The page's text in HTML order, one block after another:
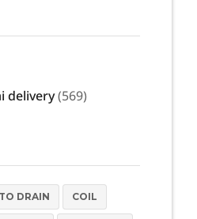
delivery(569)
DRAIN COIL